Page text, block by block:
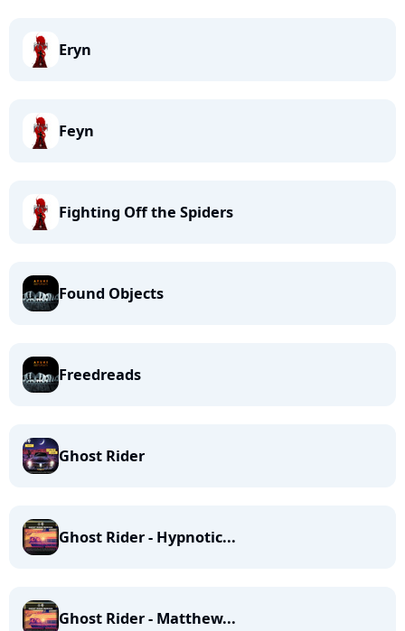
Eryn
Feyn
Fighting Off the Spiders
Found Objects
Freedreads
Ghost Rider
Ghost Rider - Hypnotic...
Ghost Rider - Matthew...